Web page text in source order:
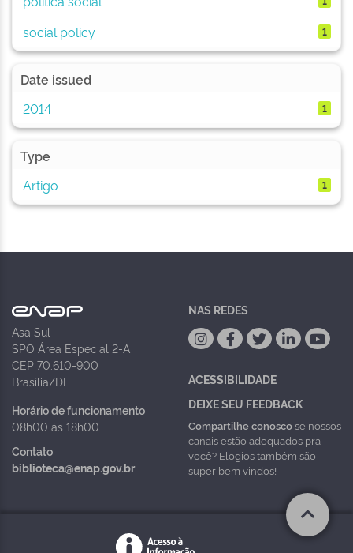
social policy 1
Date issued
2014
1
Type
Artigo
1
Asa Sul
SPO Área Especial 2-A
CEP 70.610-900
Brasília/DF
Horário de funcionamento
08h00 às 18h00
Contato
biblioteca@enap.gov.br
NAS REDES
ACESSIBILIDADE
DEIXE SEU FEEDBACK
Compartilhe conoscose nossos
canais estão adequados pra
você? Elogios também são
super bem vindos!